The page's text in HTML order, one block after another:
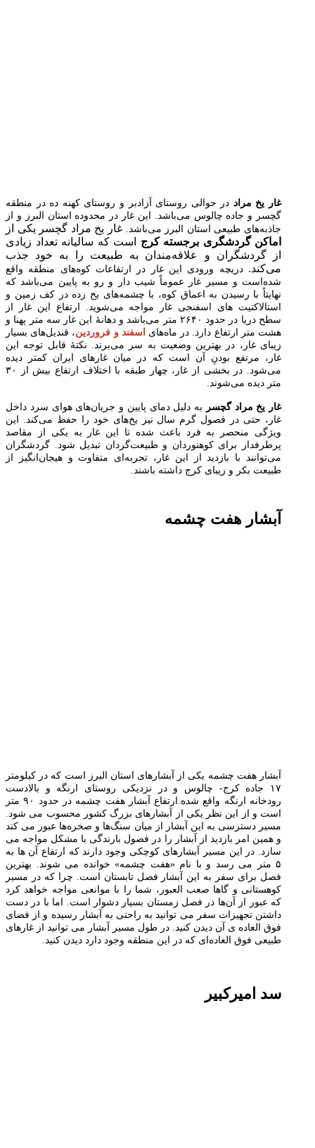
غار یخ مراد در حوالی روستای آزادبر و روستای کهنه ده در منطقه
گچسر و جاده چالوس می‌باشد. این غار در محدوده استان البرز و از
جاذبه‌های طبیعی استان البرز می‌باشد. غار یخ مراد گچسر یکی از
اماکن گردشگری برجسته کرج
است که سالیانه تعداد زیادی
از گردشگران و علاقه‌مندان به طبیعت را به خود جذب
می‌کند.دریچه ورودی این غار در ارتفاعات کوه‌های منطقه واقع
شده‌است و مسیر غار عموماً شیب دار و رو به پایین می‌باشد که
نهایتاً با رسیدن به اعماق کوه، با چشمه‌های یخ زده در کف زمین و
استالاکتیت های اسفنجی غار مواجه می‌شوید. ارتفاع این غار از
سطح دریا در حدود ۲۶۴۰ متر می‌باشد و دهانهٔ این غار سه متر پهنا و
هشت متر ارتفاع دارد. در ماه‌های اسفند و فروردین، قندیل‌های بسیار
زیبای غار، در بهترین وضعیت به سر می‌برند. نکتهٔ قابل توجه این
غار، مرتفع بودنِ آن است که در میان غارهای ایران کمتر دیده
می‌شود. در بخشی از غار، چهار طبقه با اختلاف ارتفاع بیش از ۳۰
متر دیده می‌شوند.
غار یخ مراد گچسر
به دلیل دمای پایین و جریان‌های هوای سرد داخل
غار، حتی در فصول گرم سال نیز یخ‌های خود را حفظ می‌کند. این
ویژگی منحصر به فرد باعث شده تا این غار به یکی از مقاصد
پرطرفدار برای کوهنوردان و طبیعت‌گردان تبدیل شود. گردشگران
می‌توانند با بازدید از این غار، تجربه‌ای متفاوت و هیجان‌انگیز از
طبیعت بکر و زیبای کرج داشته باشند.
آبشار هفت چشمه
آبشار هفت چشمه یکی از آبشارهای استان البرز است که در کیلومتر
۱۷ جاده کرج- چالوس و در نزدیکی روستای ارنگه و بالادست
رودخانه ارنگه واقع شده.ارتفاع آبشار هفت چشمه در حدود ۹۰ متر
است و از این نظر یکی از آبشارهای بزرگ کشور محسوب می شود.
مسیر دسترسی به این آبشار از میان سنگ‌ها و صخره‌ها عبور می کند
و همین امر بازدید از آبشار را در فصول بارندگی با مشکل مواجه می
سازد. در این مسیر آبشارهای کوچکی وجود دارند که ارتفاع آن ها به
۵ متر می رسد و با نام «هفت چشمه» خوانده می شوند. بهترین
فصل برای سفر به این آبشار فصل تابستان است. چرا که در مسیر
کوهستانی و گاها صعب العبور، شما را با موانعی مواجه خواهد کرد
که عبور از آن‌ها در فصل زمستان بسیار دشوار است. اما با در دست
داشتن تجهیزات سفر می توانید به راحتی به آبشار رسیده و از فضای
فوق العاده ی آن دیدن کنید. در طول مسیر آبشار می توانید از غارهای
طبیعی فوق العاده‌ای که در این منطقه وجود دارد دیدن کنید.
سد امیرکبیر